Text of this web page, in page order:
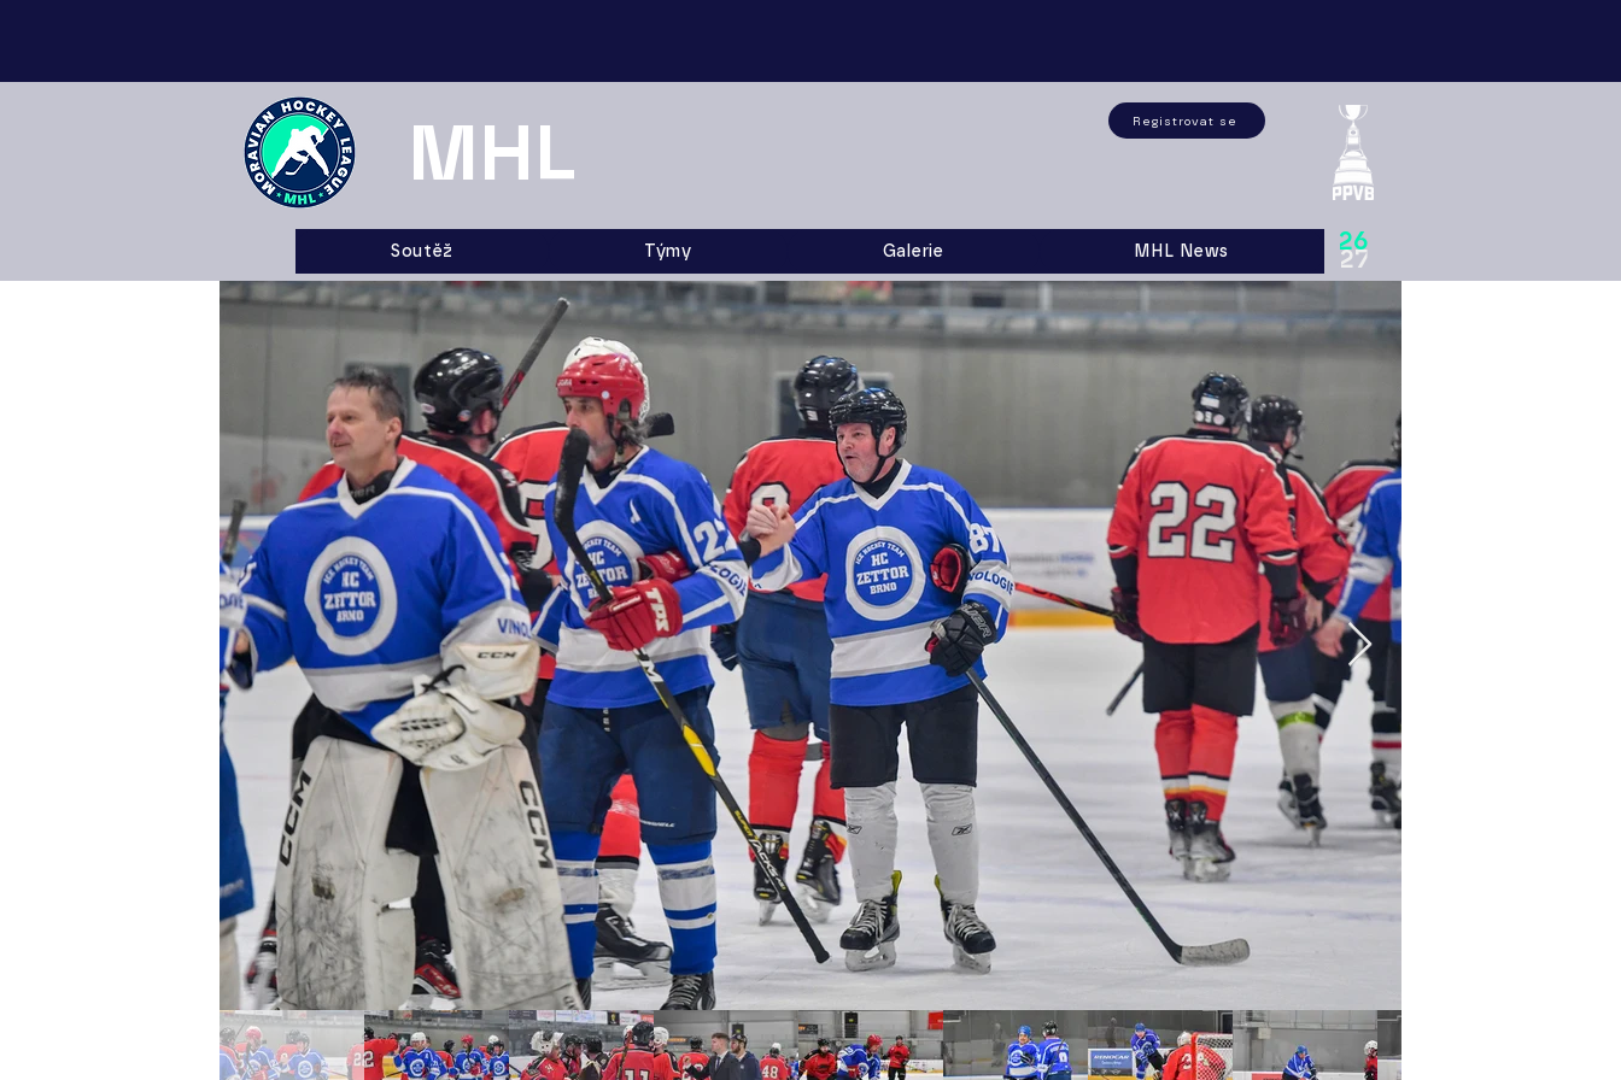
MHL Registrovat se
Soutěž Týmy Galerie MHL News 27
26